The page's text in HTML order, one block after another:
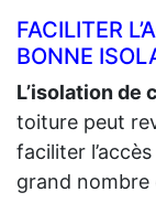
FACILITER
BONNE
L’isolation de
toiture peut
faciliter
grand nombre